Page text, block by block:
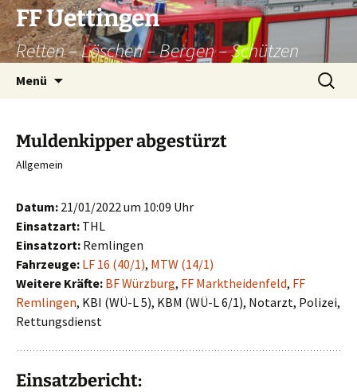
Zum
Inhalt
springen
FF Uettingen
Retten – Löschen – Bergen – Schützen
Menü
Suchen
nach:
Muldenkipper abgestürzt
Allgemein
Datum: 21/01/2022 um 10:09 Uhr
Einsatzart: THL
Einsatzort: Remlingen
Fahrzeuge: LF 16 (40/1), MTW (14/1)
Weitere Kräfte: BF Würzburg, FF Marktheidenfeld, FF
Remlingen, KBI (WÜ-L 5), KBM (WÜ-L 6/1), Notarzt, Polizei,
Rettungsdienst
Einsatzbericht: